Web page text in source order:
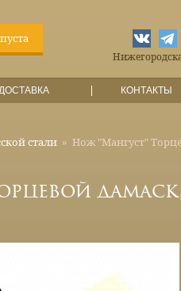
КОНТАКТЫ
стали » Нож "Мангуст"